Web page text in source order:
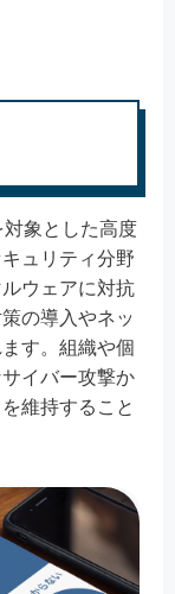
象とした高度
ュリティ分野
ウェアに対抗
の導入やネッ
す。組織や個
イバー攻撃か
維持すること